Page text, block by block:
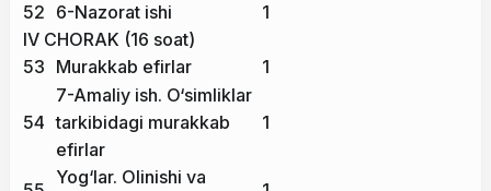
52 6-Nazorat ishi
1
IV CHORAK (16 soat)
53 Murakkab efirlar 1
54
7-Amaliy ish. O‘simliklar
tarkibidagi murakkab
efirlar
1
Yog‘lar. Olinishi va